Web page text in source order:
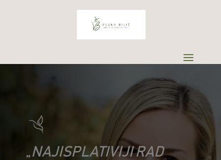
„NAJISPLATIVIJI RAD